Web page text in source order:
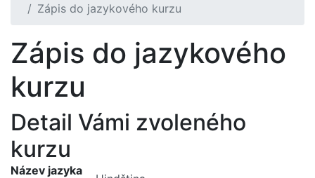
Zápis do jazykového kurzu
Zápis do jazykového
kurzu
Detail Vámi zvoleného
kurzu
Název jazyka